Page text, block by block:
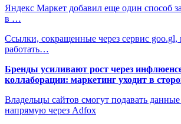
Яндекс Маркет добавил еще один способ
в …
Ссылки, сокращенные через сервис goo.gl,
работать…
Бренды усиливают рост через
коллаборации: маркетинг уходит в
Владельцы сайтов смогут подавать
напрямую через Adfox